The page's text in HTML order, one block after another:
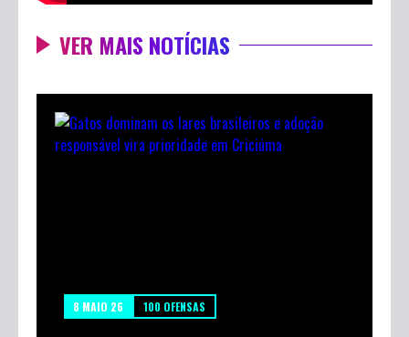
VER MAIS NOTÍCIAS
8 MAIO 26 100 OFENSAS